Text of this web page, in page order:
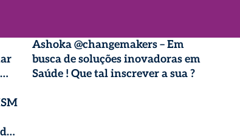
Ashoka @changemakers – Em
busca de soluções inovadoras em
Saúde ! Que tal inscrever a sua ?